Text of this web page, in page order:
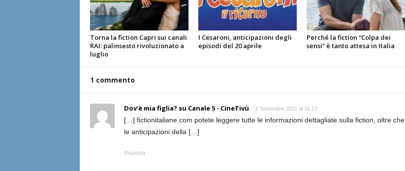
Torna la fiction Capri sui canali
RAI: palinsesto rivoluzionato a
luglio
I Cesaroni, anticipazioni degli
episodi del 20 aprile
Perché la fiction “Colpa dei
sensi” è tanto attesa in Italia
1 commento
Dov’è mia figlia? su Canale 5 - CineTivù 8 Settembre 2011 at 11:17
[…] fictionitaliane.com potete leggere tutte le informazioni dettagliate sulla fiction, oltre che
le anticipazioni della […]
Risposta